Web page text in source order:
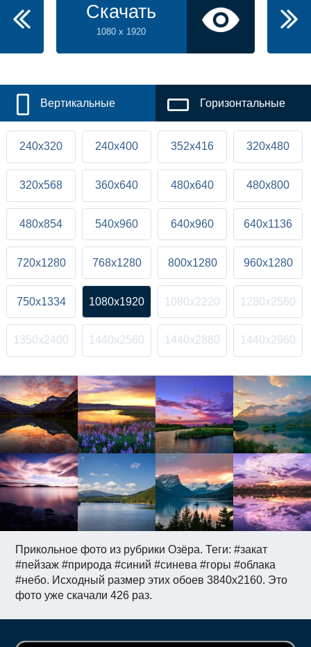
Прикольное фото из рубрики Озёра. Теги: #закат
#пейзаж #природа #синий #синева #горы #облака
#небо. Исходный размер этих обоев 3840x2160. Это
фото уже скачали 426 раз.
Скачать
1080 x 1920
Вертикальные Горизонтальные
240x320 240x400 352x416 320x480
320x568 360x640 480x640 480x800
480x854 540x960 640x960 640x1136
720x1280 768x1280 800x1280 960x1280
750x1334 1080x1920 1080x2220 1280x2560
1350x2400 1440x2560 1440x2880 1440x2960